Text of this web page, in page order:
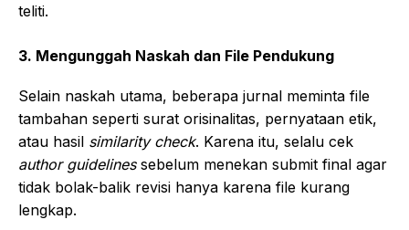
teliti.
3. Mengunggah Naskah dan File Pendukung
Selain naskah utama, beberapa jurnal meminta file
tambahan seperti surat orisinalitas, pernyataan etik,
atau hasil similarity check. Karena itu, selalu cek
author guidelinessebelum menekan submit final agar
tidak bolak-balik revisi hanya karena file kurang
lengkap.